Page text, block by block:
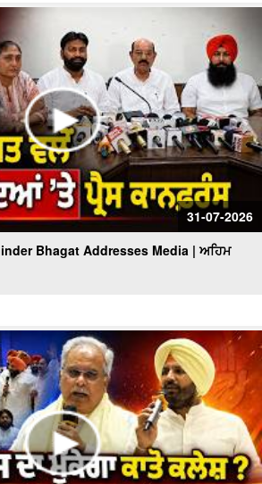
31-07-2026
Bhagat Addresses Media | ਅਹਿਮ